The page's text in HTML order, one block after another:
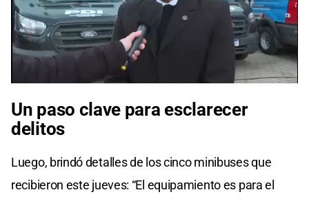
of
seconds
Un paso clave para esclarecer
delitos
Luego, brindó detalles de los cinco minibuses que
recibieron este jueves: “El equipamiento es para el